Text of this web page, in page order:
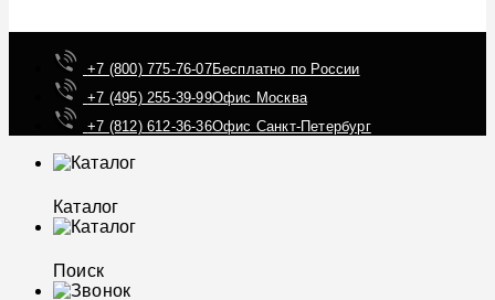
+7 (800) 775-76-07Бесплатно по России
+7 (495) 255-39-99Офис Москва
+7 (812) 612-36-36Офис Санкт-Петербург
Каталог
Поиск